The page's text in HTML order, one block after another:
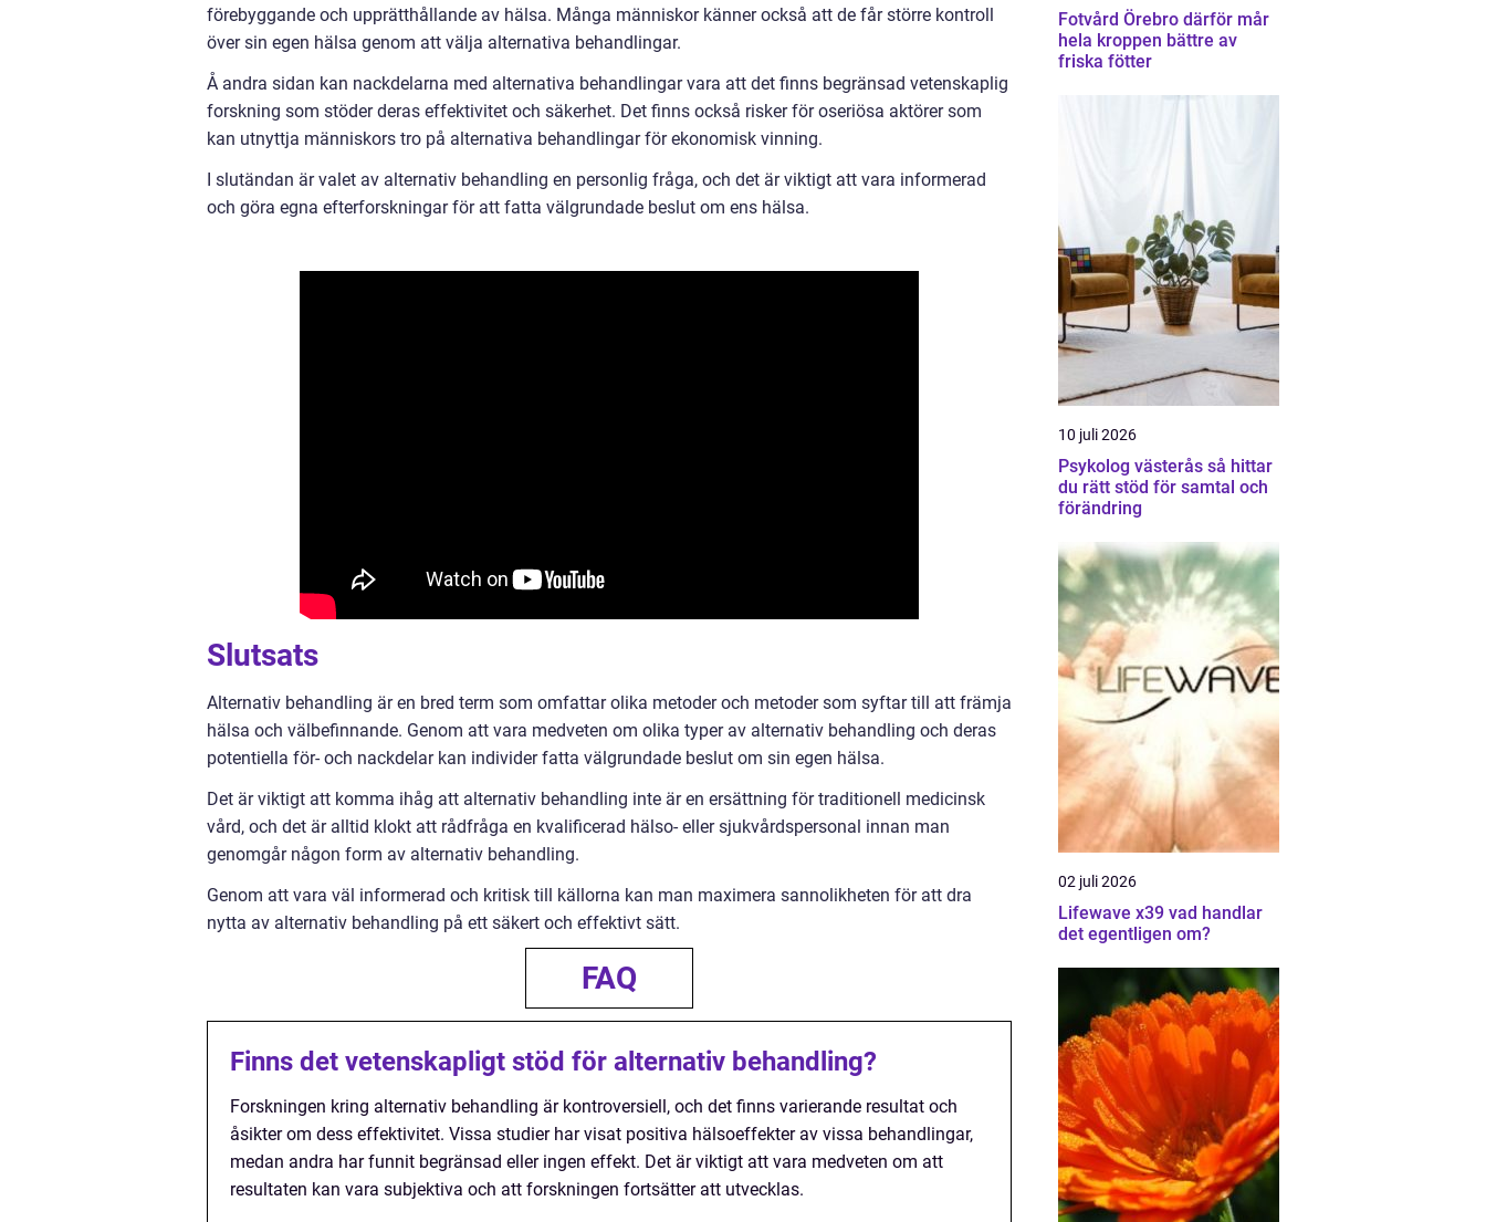
förebyggande och upprätthållande av hälsa. Många människor känner också att de får större kontroll
över sin egen hälsa genom att välja alternativa behandlingar.
Å andra sidan kan nackdelarna med alternativa behandlingar vara att det finns begränsad vetenskaplig
forskning som stöder deras effektivitet och säkerhet. Det finns också risker för oseriösa aktörer som
kan utnyttja människors tro på alternativa behandlingar för ekonomisk vinning.
I slutändan är valet av alternativ behandling en personlig fråga, och det är viktigt att vara informerad
och göra egna efterforskningar för att fatta välgrundade beslut om ens hälsa.
Slutsats
Alternativ behandling är en bred term som omfattar olika metoder och metoder som syftar till att främja
hälsa och välbefinnande. Genom att vara medveten om olika typer av alternativ behandling och deras
potentiella för- och nackdelar kan individer fatta välgrundade beslut om sin egen hälsa.
Det är viktigt att komma ihåg att alternativ behandling inte är en ersättning för traditionell medicinsk
vård, och det är alltid klokt att rådfråga en kvalificerad hälso- eller sjukvårdspersonal innan man
genomgår någon form av alternativ behandling.
Genom att vara väl informerad och kritisk till källorna kan man maximera sannolikheten för att dra
nytta av alternativ behandling på ett säkert och effektivt sätt.
FAQ
Finns det vetenskapligt stöd för alternativ behandling?
Forskningen kring alternativ behandling är kontroversiell, och det finns varierande resultat och
åsikter om dess effektivitet. Vissa studier har visat positiva hälsoeffekter av vissa behandlingar,
medan andra har funnit begränsad eller ingen effekt. Det är viktigt att vara medveten om att
resultaten kan vara subjektiva och att forskningen fortsätter att utvecklas.
Fotvård Örebro därför mår
hela kroppen bättre av
friska fötter
10 juli 2026
Psykolog västerås så hittar
du rätt stöd för samtal och
förändring
02 juli 2026
Lifewave x39 vad handlar
det egentligen om?